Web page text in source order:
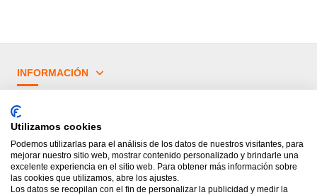
INFORMACIÓN
¿TIENES DUDAS?
PRINCIPALES CATEGORÍAS
Utilizamos cookies
Podemos utilizarlas para el análisis de los datos de nuestros visitantes, para
mejorar nuestro sitio web, mostrar contenido personalizado y brindarle una
excelente experiencia en el sitio web. Para obtener más información sobre
las cookies que utilizamos, abre los ajustes.
Los datos se recopilan con el fin de personalizar la publicidad y medir la